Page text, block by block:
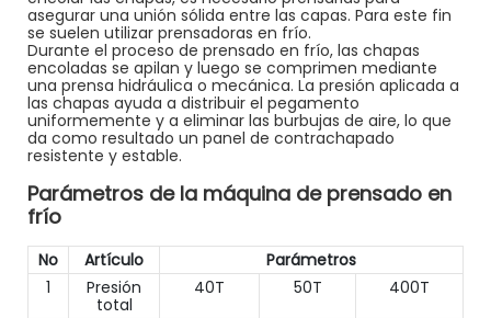
asegurar una unión sólida entre las capas. Para este fin
se suelen utilizar prensadoras en frío.
Durante el proceso de prensado en frío, las chapas
encoladas se apilan y luego se comprimen mediante
una prensa hidráulica o mecánica. La presión aplicada a
las chapas ayuda a distribuir el pegamento
uniformemente y a eliminar las burbujas de aire, lo que
da como resultado un panel de contrachapado
resistente y estable.
Parámetros de la máquina de prensado en
frío
No Artículo
Parámetros
1
Presión
total
40T 50T 400T